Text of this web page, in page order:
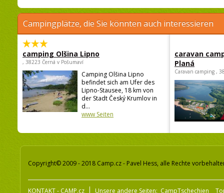
Campingplätze, die Sie könnten auch interessieren
camping Olšina Lipno
, 38223 Černá v Pošumaví
Camping Olšina Lipno
befindet sich am Ufer des
Lipno-Stausee, 18 km von
der Stadt Český Krumlov in
d...
www Seiten
caravan
Planá
Caravan camping ,
Copyright© 2009 - 2018 Camp.cz - Pavel Hess, alle Rechte
KONTAKT - CAMP.cz Unsere andere Seiten: CampTschechien